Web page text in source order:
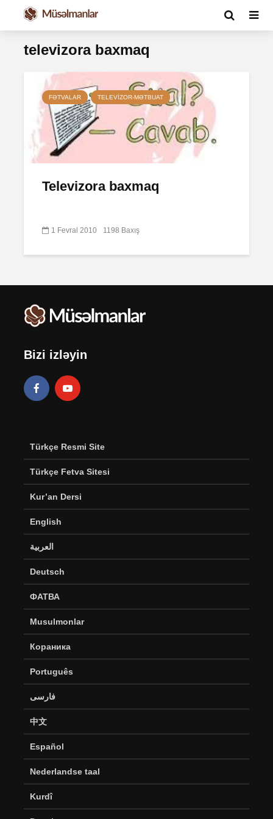
televizora baxmaq
FƏTVALAR TELEVIZOR-MƏTBUAT
Televizora baxmaq
1 Fevral 2010 1198 Baxış
Bizi izləyin
Türkçe Resmi Site
Türkçe Fetva Sitesi
Kur’an Dersi
English
العربية
Deutsch
ФАТВА
Musulmonlar
Кораника
Português
فارسی
中文
Español
Nederlandse taal
Kurdî